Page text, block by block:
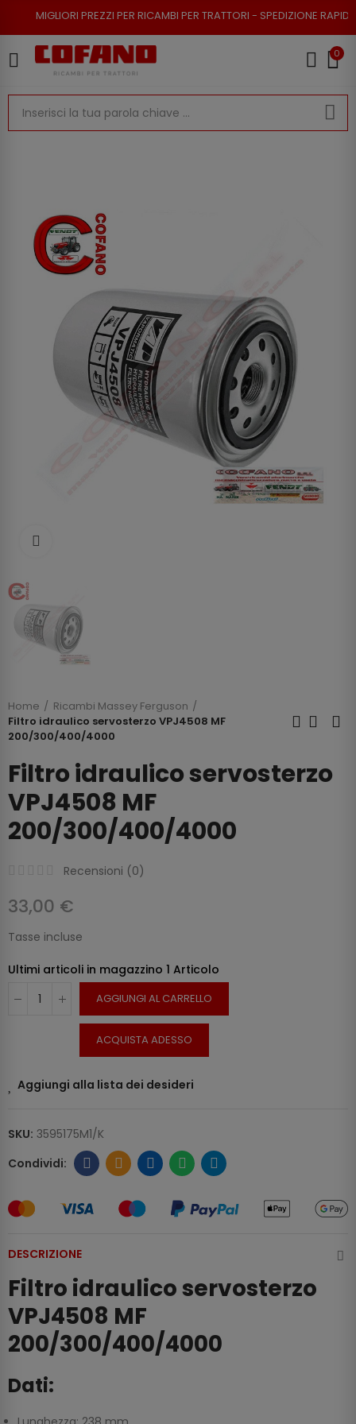
PREZZI PER RICAMBI PER TRATTORI - SPEDIZIONE RAPIDA - RESO
0
Home
Ricambi Massey Ferguson
Filtro idraulico servosterzo VPJ4508 MF
200/300/400/4000
Filtro idraulico servosterzo
VPJ4508 MF
200/300/400/4000
Recensioni (0)
33,00 €
Tasse incluse
Ultimi articoli in magazzino 1 Articolo
AGGIUNGI AL CARRELLO
ACQUISTA ADESSO
Aggiungi alla lista dei desideri
SKU: 3595175M1/K
DESCRIZIONE
Filtro idraulico servosterzo
VPJ4508 MF
200/300/400/4000
Dati: